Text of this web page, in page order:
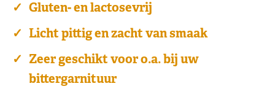
Gluten- en lactosevrij
Licht pittig en zacht van smaak
Zeer geschikt voor o.a. bij uw
bittergarnituur